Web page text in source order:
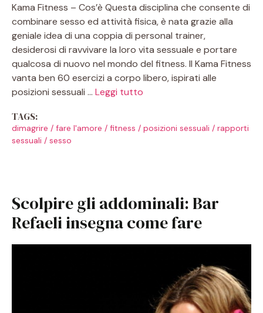
Kama Fitness – Cos’è Questa disciplina che consente di
combinare sesso ed attività fisica, è nata grazie alla
geniale idea di una coppia di personal trainer,
desiderosi di ravvivare la loro vita sessuale e portare
qualcosa di nuovo nel mondo del fitness. Il Kama Fitness
vanta ben 60 esercizi a corpo libero, ispirati alle
posizioni sessuali … Leggi tutto
TAGS:
dimagrire / fare l'amore / fitness / posizioni sessuali / rapporti
sessuali / sesso
Scolpire gli addominali: Bar
Refaeli insegna come fare